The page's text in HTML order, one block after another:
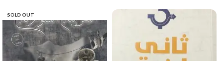
SOLD OUT